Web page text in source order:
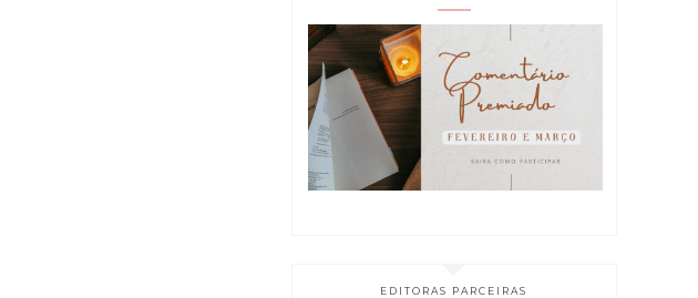
EDITORAS PARCEIRAS